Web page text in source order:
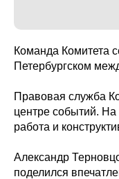
Команда Комитета
Петербургском
Правовая служба
центре событий.
работа и
Александр
поделился